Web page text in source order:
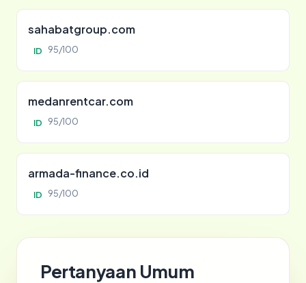
sahabatgroup.com
ID 95/100
medanrentcar.com
ID 95/100
armada-finance.co.id
ID 95/100
Pertanyaan Umum